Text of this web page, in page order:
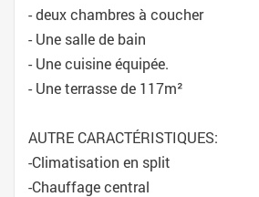
- deux chambres à coucher
- Une salle de bain
- Une cuisine équipée.
- Une terrasse de 117m²
AUTRE CARACTÉRISTIQUES:
-Climatisation en split
-Chauffage central